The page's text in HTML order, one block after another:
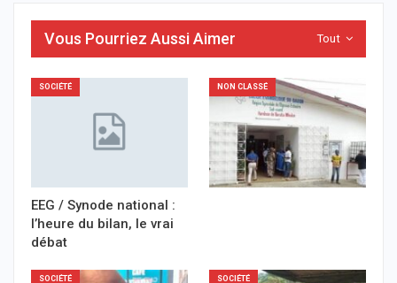
Tout
Vous Pourriez Aussi Aimer
SOCIÉTÉ
EEG / Synode national :
l’heure du bilan, le vrai
débat
NON CLASSÉ
SOCIÉTÉ SOCIÉTÉ